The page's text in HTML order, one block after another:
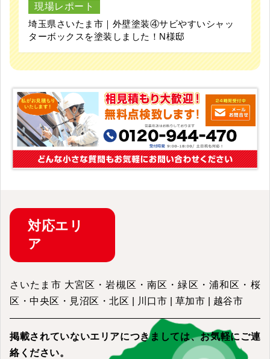
現場レポート
埼玉県さいたま市｜外壁塗装④サビやすいシャッ
ターボックスを塗装しました！N様邸
対応エリ
ア
さいたま市 大宮区・岩槻区・南区・緑区・浦和区・桜
区・中央区・見沼区・北区 | 川口市 | 草加市 | 越谷市
掲載されていないエリアにつきましては、お気軽にご連
絡ください。